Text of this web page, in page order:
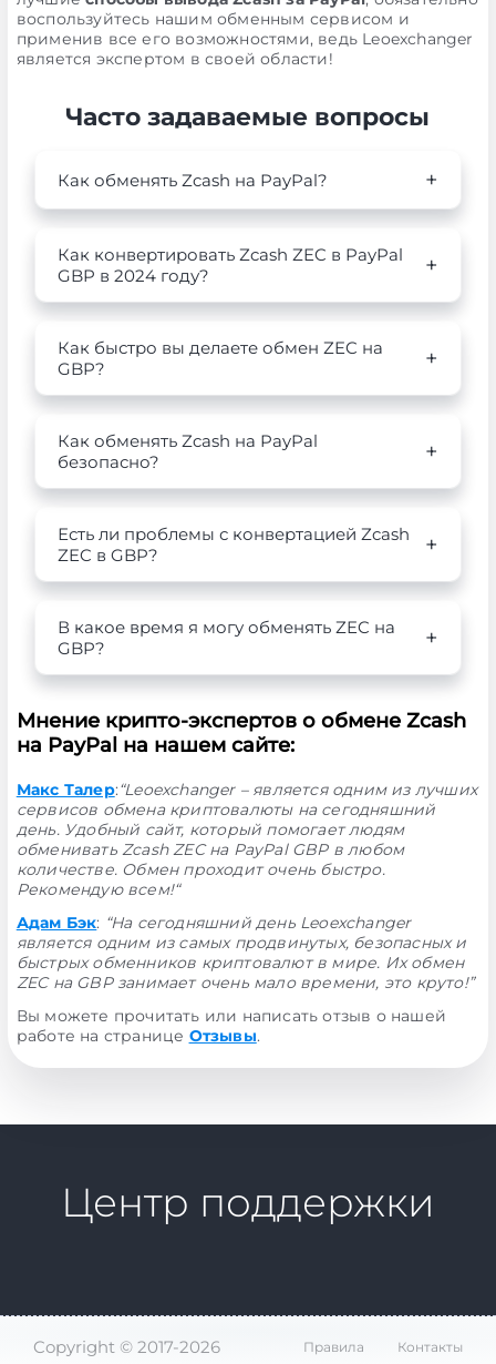
воспользуйтесь нашим обменным сервисом и
применив все его возможностями, ведь Leoexchanger
является экспертом в своей области!
Часто задаваемые вопросы
Как обменять Zcash на PayPal?
Как конвертировать Zcash ZEC в PayPal
GBP в 2024 году?
Как быстро вы делаете обмен ZEC на
GBP?
Как обменять Zcash на PayPal
безопасно?
Есть ли проблемы с конвертацией Zcash
ZEC в GBP?
В какое время я могу обменять ZEC на
GBP?
Мнение крипто-экспертов о обмене Zcash
на PayPal на нашем сайте:
Макс Талер:“Leoexchanger – является одним из лучших
сервисов обмена криптовалюты на сегодняшний
день. Удобный сайт, который помогает людям
обменивать Zcash ZEC на PayPal GBP в любом
количестве. Обмен проходит очень быстро.
Рекомендую всем!“
Адам Бэк: “На сегодняшний день Leoexchanger
является одним из самых продвинутых, безопасных и
быстрых обменников криптовалют в мире. Их обмен
ZEC на GBP занимает очень мало времени, это круто!”
Вы можете прочитать или написать отзыв о нашей
работе на странице Отзывы.
Центр поддержки
Copyright © 2017-2026 Правила Контакты